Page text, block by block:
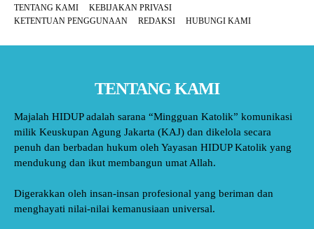
TENTANG KAMI
KEBIJAKAN PRIVASI
KETENTUAN PENGGUNAAN
REDAKSI HUBUNGI KAMI
TENTANG KAMI
Majalah HIDUP adalah sarana “Mingguan Katolik” komunikasi
milik Keuskupan Agung Jakarta (KAJ) dan dikelola secara
penuh dan berbadan hukum oleh Yayasan HIDUP Katolik yang
mendukung dan ikut membangun umat Allah.
Digerakkan oleh insan-insan profesional yang beriman dan
menghayati nilai-nilai kemanusiaan universal.